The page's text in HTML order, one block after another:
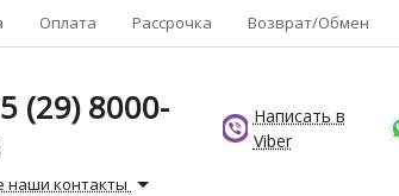
Оплата Рассрочка Возврат/Обмен
(29) 8000-
наши контакты
Написать в
Viber